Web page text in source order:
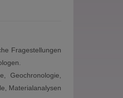
Fragestellungen
Geochronologie,
Materialanalysen